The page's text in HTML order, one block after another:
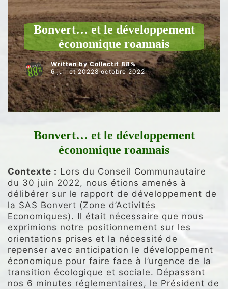
NOS INTERVENTIONS AU CONSEIL
UNCATEGORIZED
Bonvert… et le développement
économique roannais
Written byCollectif 88%
6 juillet 20228 octobre 2022
Bonvert… et le développement
économique roannais
Contexte : Lors du Conseil Communautaire
du 30 juin 2022, nous étions amenés à
délibérer sur le rapport de développement de
la SAS Bonvert (Zone d’Activités
Economiques). Il était nécessaire que nous
exprimions notre positionnement sur les
orientations prises et la nécessité de
repenser avec anticipation le développement
économique pour faire face à l’urgence de la
transition écologique et sociale. Dépassant
nos 6 minutes réglementaires, le Président de